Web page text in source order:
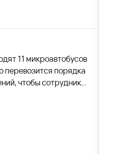
11 микроавтобусов
перевозится порядка
чтобы сотрудники